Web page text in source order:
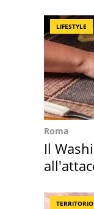
LIFESTYLE
Roma
Il
TERRITORIO